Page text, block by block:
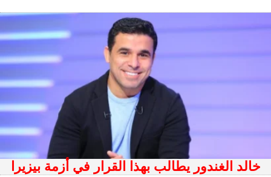
خالد الغندور يطالب بهذا القرار في أزمة بيزيرا